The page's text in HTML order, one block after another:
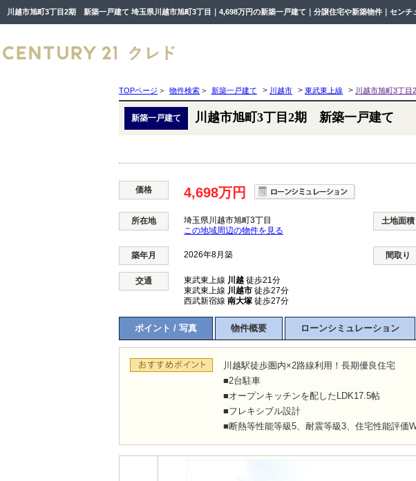
川越市旭町3丁目2期 新築一戸建て 埼玉県川越市旭町3丁目｜4,698万円の新築一戸建て｜分譲住宅や新築物件｜センチ
TOPページ > 物件検索 > 新築一戸建て > 川越市 > 東武東上線 > 川越市旭町3丁
新築一戸建て 川越市旭町3丁目2期 新築一戸建て
価格 4,698万円
所在地
埼玉県川越市旭町3丁目
この地域周辺の物件を見る
土地面積
築年月 2026年8月築 間取り
交通 東武東上線 川越 徒歩21分
東武東上線 川越市 徒歩27分
西武新宿線 南大塚 徒歩27分
ポイント / 写真 物件概要 ローンシミュレーション
川越駅徒歩圏内×2路線利用！長期優良住宅
■2台駐車
■オープンキッチンを配したLDK17.5帖
■フレキシブル設計
■断熱等性能等級5、耐震等級3、住宅性能評価